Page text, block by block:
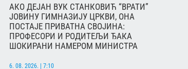
АКО ДЕЈАН ВУК СТАНКОВИЋ “ВРАТИ”
ЈОВИНУ ГИМНАЗИЈУ ЦРКВИ, ОНА
ПОСТАЈЕ ПРИВАТНА СВОЈИНА:
ПРОФЕСОРИ И РОДИТЕЉИ ЂАКА
ШОКИРАНИ НАМЕРОМ МИНИСТРА
6. 08. 2026. | 7:10